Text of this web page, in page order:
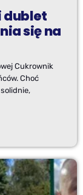
dublet
się na
Cukrownik
Choć